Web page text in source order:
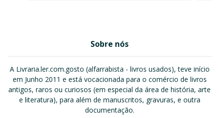
Sobre nós
A Livraria.ler.com.gosto (alfarrabista - livros usados), teve início
em Junho 2011 e está vocacionada para o comércio de livros
antigos, raros ou curiosos (em especial da área de história, arte
e literatura), para além de manuscritos, gravuras, e outra
documentação.